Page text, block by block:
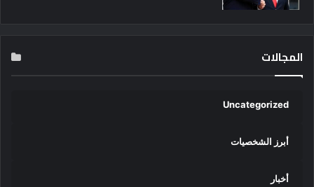
المجالات
Uncategorized
أبرز الشخصيات
أخبار